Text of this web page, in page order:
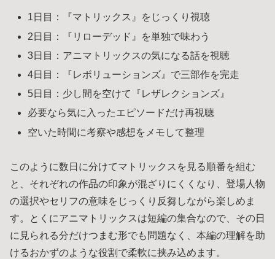
1日目：『マトリックス』をじっくり視聴
2日目：『リローデッド』を単独で味わう
3日目：アニマトリックスの気になる話を視聴
4日目：『レボリューションズ』で三部作を完走
5日目：少し間を空けて『レザレクションズ』
必要なら気に入ったエピソードだけ再視聴
空いた時間に考察や感想をメモして整理
このように数日に分けてマトリックスを見る順番を組む
と、それぞれの作品の印象が混ざりにくくなり、登場人物
の選択やセリフの意味をじっくり反芻しながら楽しめま
す。とくにアニマトリックスは短編の集合なので、その日
に見られる分だけつまむ形でも問題なく、本編の理解を助
けるおかずのような役割で柔軟に挟み込めます。